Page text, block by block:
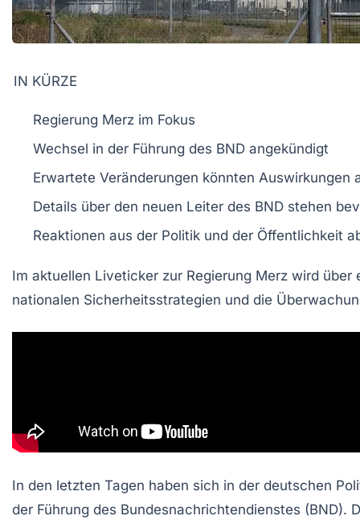
IN KÜRZE
Regierung Merz im Fokus
Wechsel in der Führung des BND angekündigt
Erwartete Veränderungen könnten Auswirkungen
Details über den neuen Leiter des BND stehen
Reaktionen aus der Politik und der Öffentlichkeit
Im aktuellen Liveticker zur Regierung Merz wird über
nationalen Sicherheitsstrategien und die
In den letzten Tagen haben sich in der deutschen
der Führung des Bundesnachrichtendienstes